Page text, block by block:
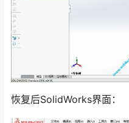
恢复后SolidWorks界面：